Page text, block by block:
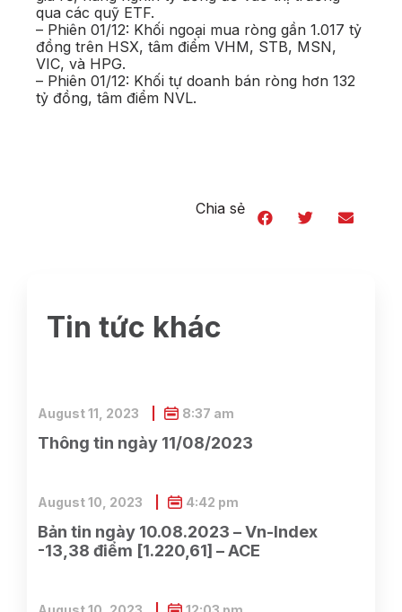
qua các quỹ ETF.
– Phiên 01/12: Khối ngoại mua ròng gần 1.017 tỷ
đồng trên HSX, tâm điểm VHM, STB, MSN,
VIC, và HPG.
– Phiên 01/12: Khối tự doanh bán ròng hơn 132
tỷ đồng, tâm điểm NVL.
Chia sẻ
Tin tức khác
Thông tin ngày 11/08/2023
August 11, 2023 8:37 am
Bản tin ngày 10.08.2023 – Vn-Index
-13,38 điểm [1.220,61] – ACE
August 10, 2023 4:42 pm